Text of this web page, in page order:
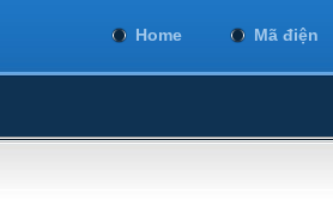
Home Mã điện